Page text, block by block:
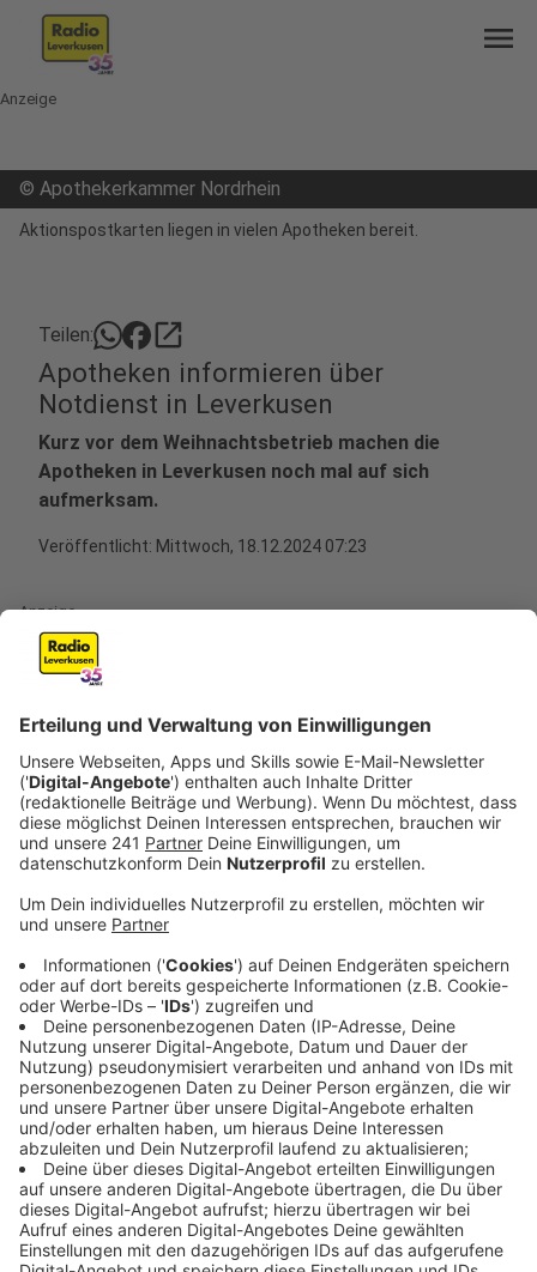
menu
Anzeige
© Apothekerkammer Nordrhein
Aktionspostkarten liegen in vielen Apotheken bereit.
Teilen: open_in_new
Apotheken informieren über
Notdienst in Leverkusen
Kurz vor dem Weihnachtsbetrieb machen die
Apotheken in Leverkusen noch mal auf sich
aufmerksam.
Veröffentlicht: Mittwoch, 18.12.2024 07:23
Anzeige
zum sogenannten „Apothekensterben“ führt, das sagt
die Apothekerkammer Nordrhein. Trotz der hohen
Belastung wollen sie aber sicherstellen, dass auch an
den Feiertagen die Notfallapotheken weiter erreichbar
sind. Wer dringend Arzneimittel an Weihnachten oder
Silvester braucht, wird nicht alleine gelassen.
Anzeige
So findet ihr eure Notdienst-Apotheke
Anzeige
Die nächstgelegene Notdienst-Apotheke lässt sich
per Kurzwahl 22 8 33 von jedem Handy (69 Cent pro
Minute) oder unter der kostenlosen Rufnummer 0800
00 22 8 33 aus dem deutschen Festnetz finden. Eine
SMS mit dem Inhalt „apo“ an die 22 8 33 (69 Cent pro